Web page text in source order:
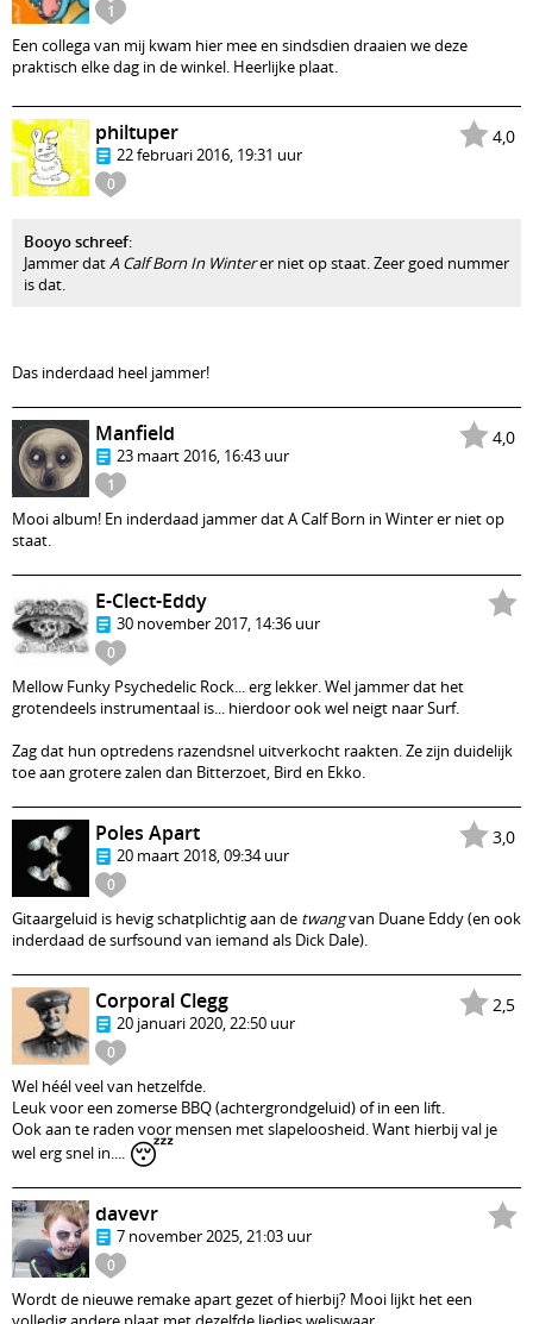
1
Een collega van mij kwam hier mee en sindsdien draaien we deze
praktisch elke dag in de winkel. Heerlijke plaat.
4,0
0
philtuper
22 februari 2016, 19:31 uur
Booyo schreef:
Jammer datA Calf Born In Winterer niet op staat. Zeer goed nummer
is dat.
Das inderdaad heel jammer!
4,0
1
Manfield
23 maart 2016, 16:43 uur
Mooi album! En inderdaad jammer dat A Calf Born in Winter er niet op
staat.
0
E-Clect-Eddy
30 november 2017, 14:36 uur
Mellow Funky Psychedelic Rock... erg lekker. Wel jammer dat het
grotendeels instrumentaal is... hierdoor ook wel neigt naar Surf.
Zag dat hun optredens razendsnel uitverkocht raakten. Ze zijn duidelijk
toe aan grotere zalen dan Bitterzoet, Bird en Ekko.
3,0
0
Poles Apart
20 maart 2018, 09:34 uur
Gitaargeluid is hevig schatplichtig aan de twangvan Duane Eddy (en ook
inderdaad de surfsound van iemand als Dick Dale).
2,5
0
Corporal Clegg
20 januari 2020, 22:50 uur
Wel héél veel van hetzelfde.
Leuk voor een zomerse BBQ (achtergrondgeluid) of in een lift.
Ook aan te raden voor mensen met slapeloosheid. Want hierbij val je
wel erg snel in.... 😴
0
davevr
7 november 2025, 21:03 uur
Wordt de nieuwe remake apart gezet of hierbij? Mooi lijkt het een